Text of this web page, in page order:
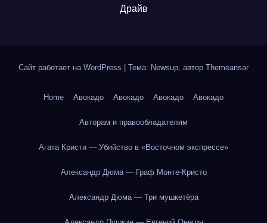
Драйв
Сайт работает на WordPress Тема: Newsup, автор Themeansar
Home Авокадо Авокадо Авокадо Авокадо
Авторам и правообладателям
Агата Кристи — Убийство в «Восточном экспрессе»
Александр Дюма — Граф Монте-Кристо
Александр Дюма — Три мушкетёра